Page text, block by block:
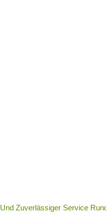
Zuverlässiger Service